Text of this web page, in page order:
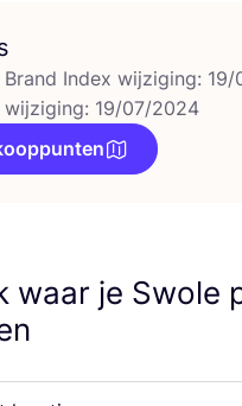
Brand Index wijziging:
wijziging: 19/07/2024
waar je Swole